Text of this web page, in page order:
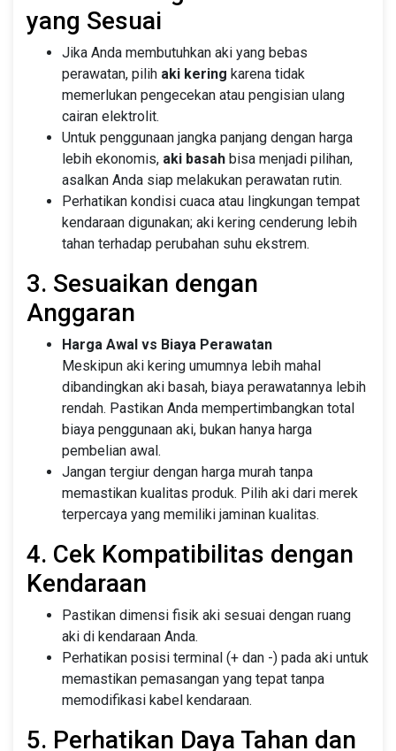
yang Sesuai
Jika Anda membutuhkan aki yang bebas
perawatan, pilih aki kering karena tidak
memerlukan pengecekan atau pengisian ulang
cairan elektrolit.
Untuk penggunaan jangka panjang dengan harga
lebih ekonomis, aki basah bisa menjadi pilihan,
asalkan Anda siap melakukan perawatan rutin.
Perhatikan kondisi cuaca atau lingkungan tempat
kendaraan digunakan; aki kering cenderung lebih
tahan terhadap perubahan suhu ekstrem.
3. Sesuaikan dengan
Anggaran
Harga Awal vs Biaya Perawatan
Meskipun aki kering umumnya lebih mahal
dibandingkan aki basah, biaya perawatannya lebih
rendah. Pastikan Anda mempertimbangkan total
biaya penggunaan aki, bukan hanya harga
pembelian awal.
Jangan tergiur dengan harga murah tanpa
memastikan kualitas produk. Pilih aki dari merek
terpercaya yang memiliki jaminan kualitas.
4. Cek Kompatibilitas dengan
Kendaraan
Pastikan dimensi fisik aki sesuai dengan ruang
aki di kendaraan Anda.
Perhatikan posisi terminal (+ dan -) pada aki untuk
memastikan pemasangan yang tepat tanpa
memodifikasi kabel kendaraan.
5. Perhatikan Daya Tahan dan